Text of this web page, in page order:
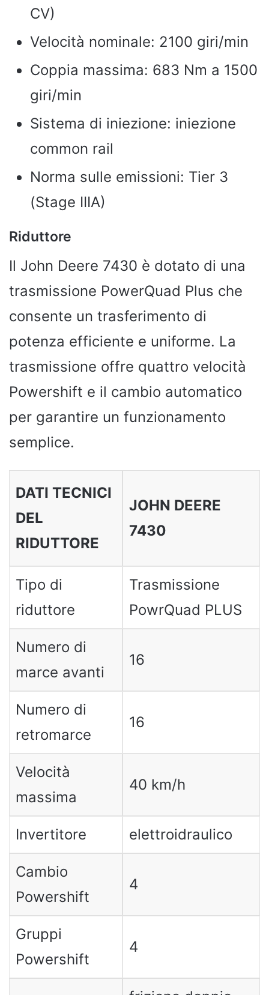
CV)
Velocità nominale: 2100 giri/min
Coppia massima: 683 Nm a 1500
giri/min
Sistema di iniezione: iniezione
common rail
Norma sulle emissioni: Tier 3
(Stage IIIA)
Riduttore
Il John Deere 7430 è dotato di una
trasmissione PowerQuad Plus che
consente un trasferimento di
potenza efficiente e uniforme. La
trasmissione offre quattro velocità
Powershift e il cambio automatico
per garantire un funzionamento
semplice.
DATI TECNICI
DEL
RIDUTTORE
JOHN DEERE
7430
Tipo di
riduttore
Trasmissione
PowrQuad PLUS
Numero di
marce avanti
16
Numero di
retromarce
16
Velocità
massima
40 km/h
Invertitore elettroidraulico
Cambio
Powershift
4
Gruppi
Powershift
4